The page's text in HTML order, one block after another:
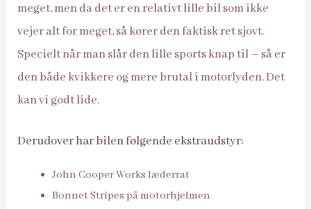
meget, men da det er en relativt lille bil som ikke
vejer alt for meget, så kører den faktisk ret sjovt.
Specielt når man slår den lille sports knap til – så er
den både kvikkere og mere brutal i motorlyden. Det
kan vi godt lide.
Derudover har bilen følgende ekstraudstyr:
John Cooper Works læderrat
Bonnet Stripes på motorhjelmen